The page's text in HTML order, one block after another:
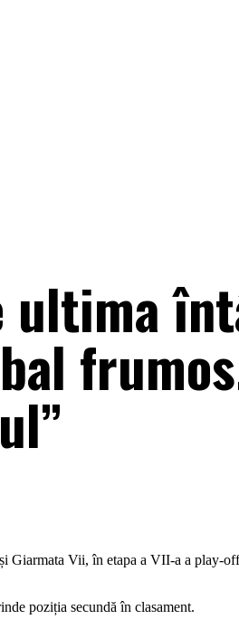
Giarmata Vii, în etapa a VII-a a
poziția secundă în clasament.